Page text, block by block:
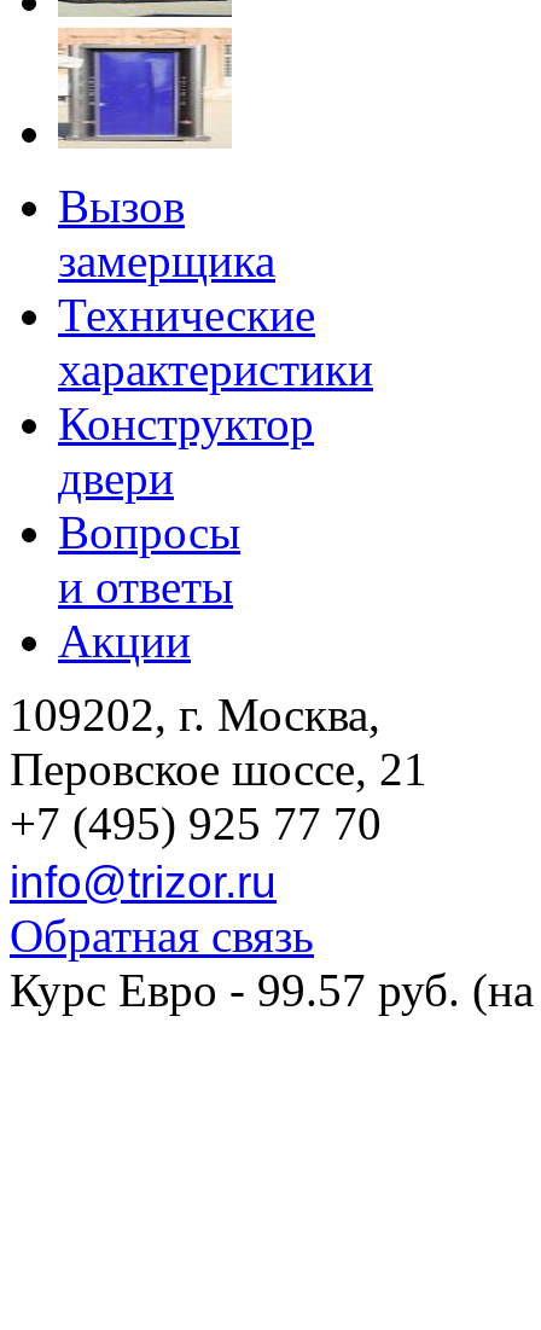
Вызов
замерщика
Технические
характеристики
Конструктор
двери
Вопросы
и ответы
Акции
109202, г. Москва,
Перовское шоссе, 21
+7 (495) 925 77 70
info@trizor.ru
Обратная связь
Курс Евро - 99.57 руб.